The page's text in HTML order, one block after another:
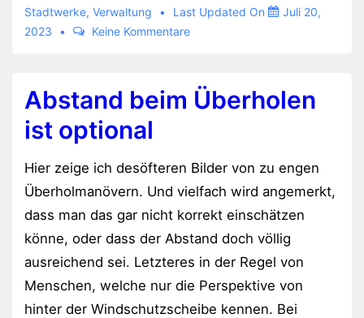
Innenstadt
Stadtwerke, Verwaltung Last Updated On
Juli 20,
2023
Keine Kommentare
Abstand beim Überholen
ist optional
Hier zeige ich desöfteren Bilder von zu engen
Überholmanövern. Und vielfach wird angemerkt,
dass man das gar nicht korrekt einschätzen
könne, oder dass der Abstand doch völlig
ausreichend sei. Letzteres in der Regel von
Menschen, welche nur die Perspektive von
hinter der Windschutzscheibe kennen. Bei